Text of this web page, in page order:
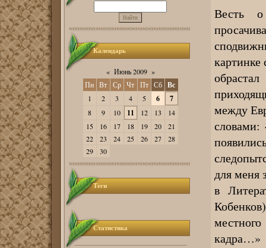
Календарь
« Июнь 2009 »
Пн Вт Ср Чт Пт Сб Вс
1 2 3 4 5 6 7
8 9 10 11 12 13
14
15
16 17 18 19 20
21
22
23 24 25 26 27
28
29
30
Теги
Статистика
Весть о
картинке
между
словами:
для меня
в
кадра…»